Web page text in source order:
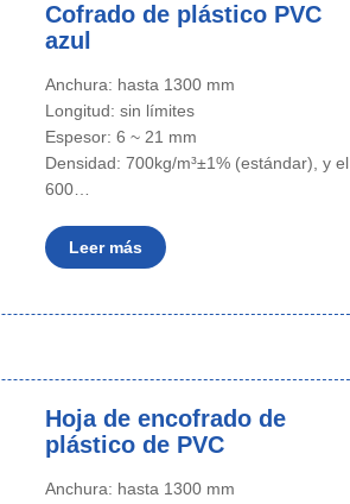
Cofrado de plástico PVC
azul
Anchura: hasta 1300 mm
Longitud: sin límites
Espesor: 6 ~ 21 mm
Densidad: 700kg/m³±1% (estándar), y el
600…
Leer más
Hoja de encofrado de
plástico de PVC
Anchura: hasta 1300 mm